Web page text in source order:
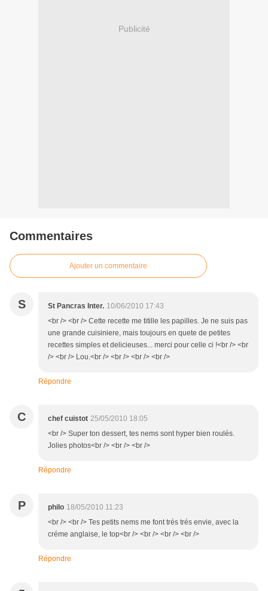
Publicité
Commentaires
Ajouter un commentaire
S St Pancras Inter. 10/06/2010 17:43
<br /> <br /> Cette recette me titille les papilles. Je ne suis pas
une grande cuisiniere, mais toujours en quete de petites
recettes simples et delicieuses... merci pour celle ci !<br /> <br
/> <br /> Lou.<br /> <br /> <br /> <br />
Répondre
C chef cuistot 25/05/2010 18:05
<br /> Super ton dessert, tes nems sont hyper bien roulés.
Jolies photos<br /> <br /> <br />
Répondre
P philo 18/05/2010 11:23
<br /> <br /> Tes petits nems me font trés trés envie, avec la
créme anglaise, le top<br /> <br /> <br /> <br />
Répondre